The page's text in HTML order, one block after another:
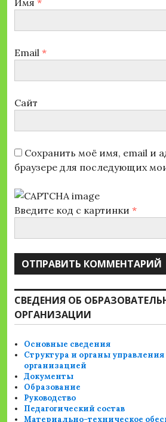
Имя *
Email *
Сайт
Сохранить моё имя, email и
браузере для последующих
Введите код с картинки *
СВЕДЕНИЯ ОБ
ОРГАНИЗАЦИИ
Основные сведения
Структура и органы
организацией
Документы
Образование
Руководство
Педагогический состав
Материально-техническое